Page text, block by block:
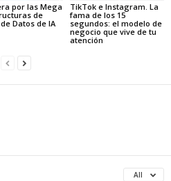
por las Mega
de
Datos de IA
TikTok e Instagram. La
fama de los 15
segundos: el modelo de
negocio que vive de tu
atención
All